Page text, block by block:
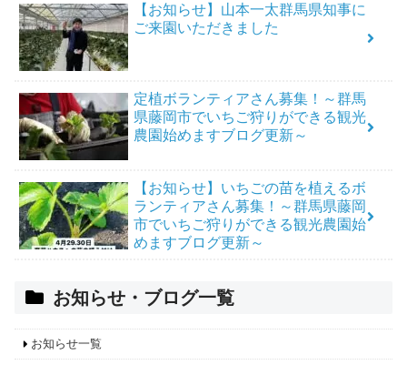
【お知らせ】山本一太群馬県知事に
ご来園いただきました
定植ボランティアさん募集！～群馬
県藤岡市でいちご狩りができる観光
農園始めますブログ更新～
【お知らせ】いちごの苗を植えるボ
ランティアさん募集！～群馬県藤岡
市でいちご狩りができる観光農園始
めますブログ更新～
お知らせ・ブログ一覧
お知らせ一覧